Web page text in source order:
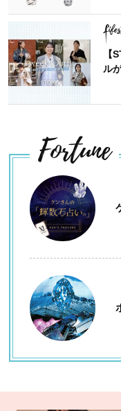
【
ル
Fortune